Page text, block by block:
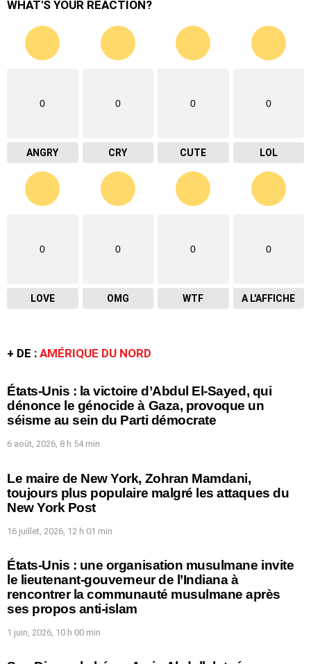
WHAT'S YOUR REACTION?
0
ANGRY
0
CRY
0
CUTE
0
LOL
0
LOVE
0
OMG
0
WTF
0
A L'AFFICHE
+ DE : AMÉRIQUE DU NORD
États-Unis : la victoire d’Abdul El-Sayed, qui
dénonce le génocide à Gaza, provoque un
séisme au sein du Parti démocrate
6 août, 2026, 8 h 54 min
Le maire de New York, Zohran Mamdani,
toujours plus populaire malgré les attaques du
New York Post
16 juillet, 2026, 12 h 01 min
États-Unis : une organisation musulmane invite
le lieutenant-gouverneur de l’Indiana à
rencontrer la communauté musulmane après
ses propos anti-islam
1 juin, 2026, 10 h 00 min